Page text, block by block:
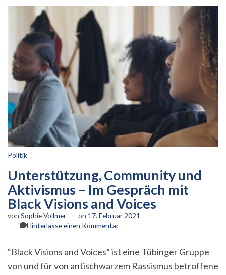
Politik
Unterstützung, Community und
Aktivismus – Im Gespräch mit
Black Visions and Voices
von Sophie Vollmer on 17. Februar 2021
Hinterlasse einen Kommentarzu
und
Aktivismus
“Black Visions and Voices” ist eine Tübinger Gruppe
von und für von antischwarzem Rassismus betroffene